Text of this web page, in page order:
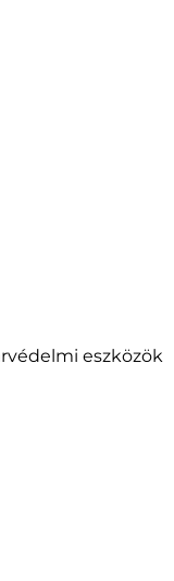
eszközök